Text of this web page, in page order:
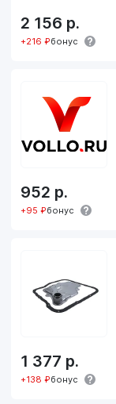
2 156 р.
+216 ₽бонус
952 р.
+95 ₽бонус
1 377 р.
+138 ₽бонус